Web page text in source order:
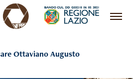
Ottaviano Augusto